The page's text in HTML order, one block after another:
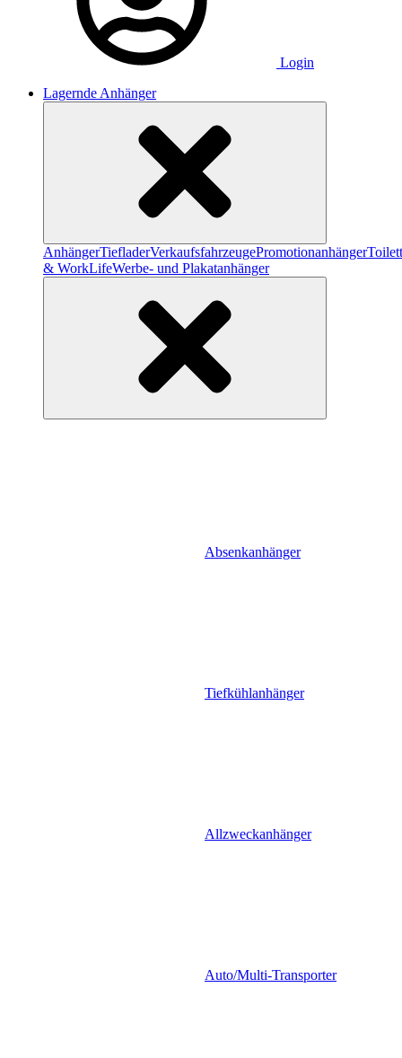
Login
Lagernde Anhänger
AnhängerTiefladerVerkaufsfahrzeugePromotionanhänger
& WorkLifeWerbe- und Plakatanhänger
Absenkanhänger
Tiefkühlanhänger
Allzweckanhänger
Auto/Multi-Transporter